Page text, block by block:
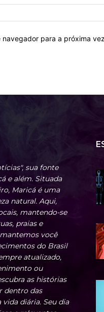
para a próxima
sua fonte
e além. Situada
Maricá é uma
natural. Aqui,
mantendo-se
praias e
você
do Brasil
atualizado,
ou
as histórias
dentro das
diária. Seu dia